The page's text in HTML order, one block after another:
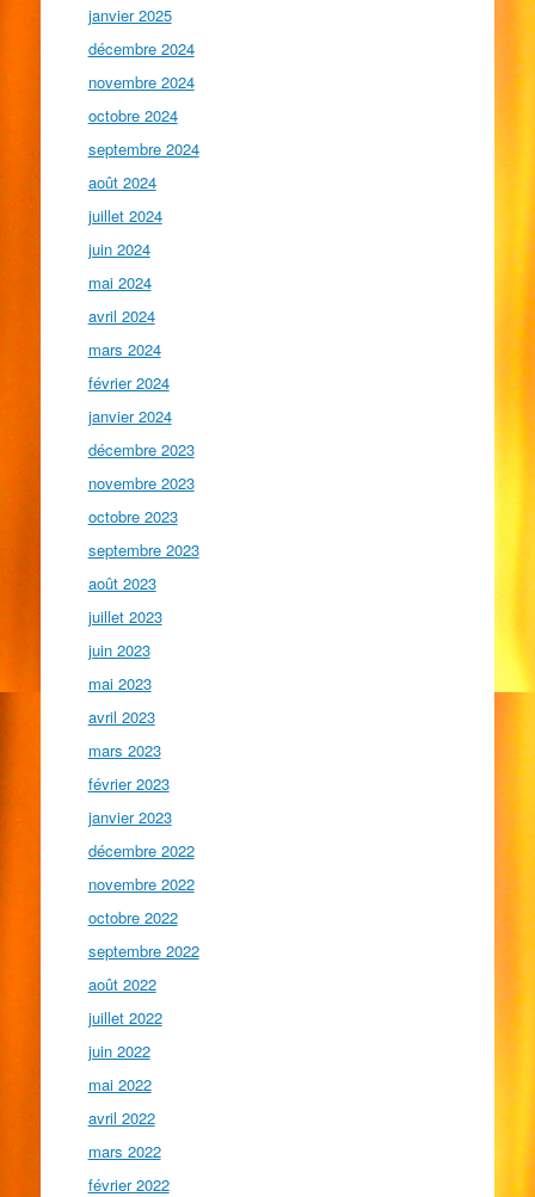
janvier 2025
décembre 2024
novembre 2024
octobre 2024
septembre 2024
août 2024
juillet 2024
juin 2024
mai 2024
avril 2024
mars 2024
février 2024
janvier 2024
décembre 2023
novembre 2023
octobre 2023
septembre 2023
août 2023
juillet 2023
juin 2023
mai 2023
avril 2023
mars 2023
février 2023
janvier 2023
décembre 2022
novembre 2022
octobre 2022
septembre 2022
août 2022
juillet 2022
juin 2022
mai 2022
avril 2022
mars 2022
février 2022